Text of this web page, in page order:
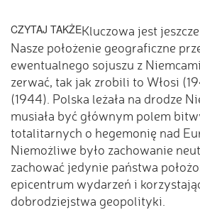
CZYTAJ TAKŻEKluczowa jest
Nasze położenie geograficzne
ewentualnego sojuszu z
zerwać, tak jak zrobili to Włosi
(1944). Polska leżała na drodze
musiała być głównym polem
totalitarnych o hegemonię nad
Niemożliwe było zachowanie
zachować jedynie państwa
epicentrum wydarzeń i
dobrodziejstwa geopolityki.